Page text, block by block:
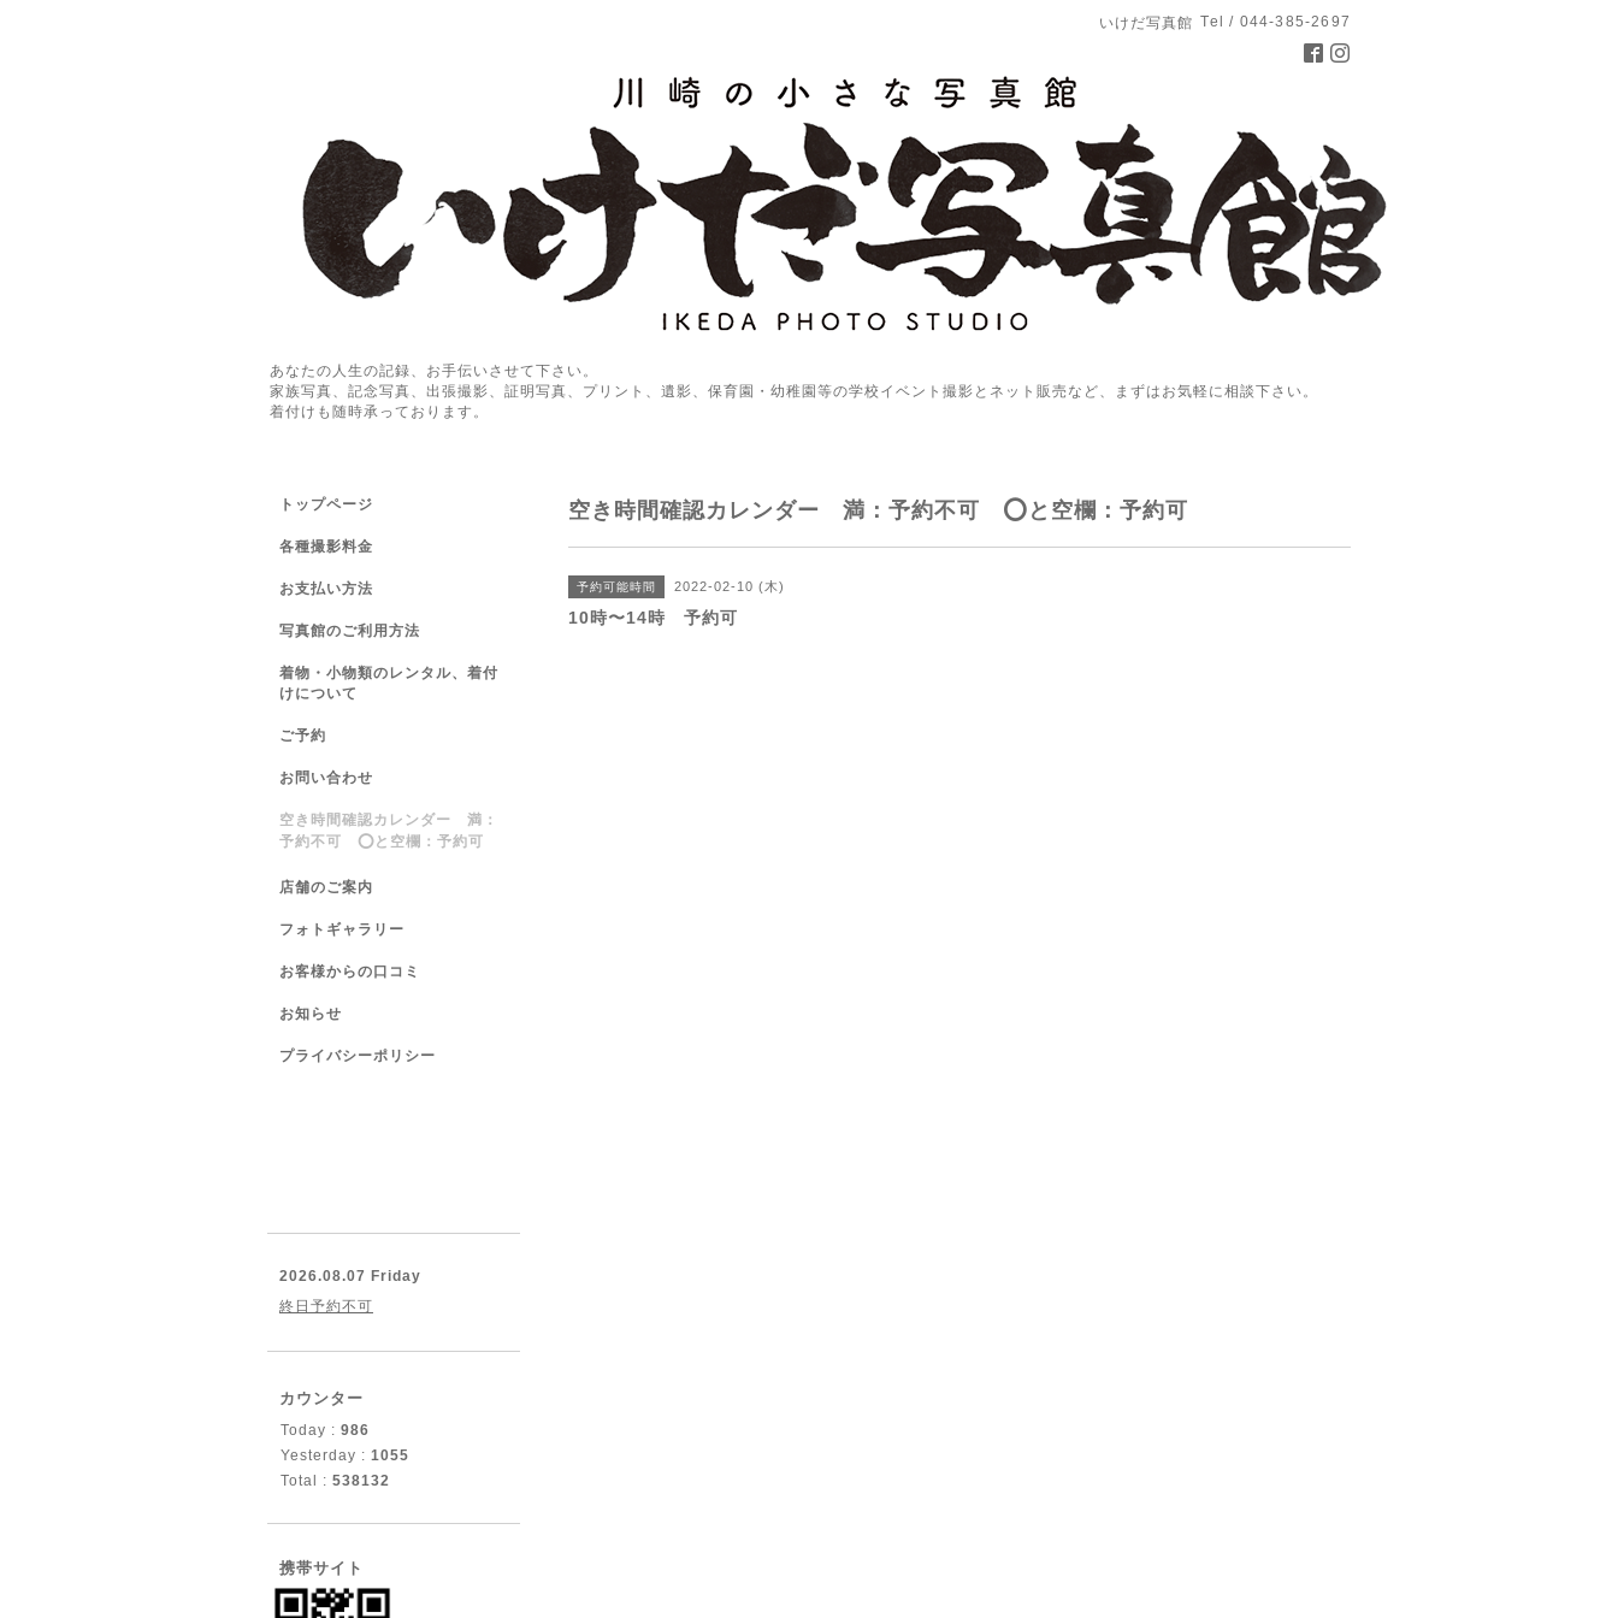
いけだ写真館 Tel / 044-385-2697
あなたの人生の記録、お手伝いさせて下さい。
家族写真、記念写真、出張撮影、証明写真、プリント、遺影、保育園・幼稚園等の学校イベント撮影とネット販売など、まずはお気軽に相談下さい。
着付けも随時承っております。
空き時間確認カレンダー 満：予約不可 ⭕️と空欄：予約可
予約可能時間 2022-02-10 (木)
10時〜14時 予約可
トップページ
各種撮影料金
お支払い方法
写真館のご利用方法
着物・小物類のレンタル、着付
けについて
ご予約
お問い合わせ
空き時間確認カレンダー 満：
予約不可 ⭕️と空欄：予約可
店舗のご案内
フォトギャラリー
お客様からの口コミ
お知らせ
プライバシーポリシー
2026.08.07 Friday
終日予約不可
カウンター
Today : 986
Yesterday : 1055
Total : 538132
携帯サイト